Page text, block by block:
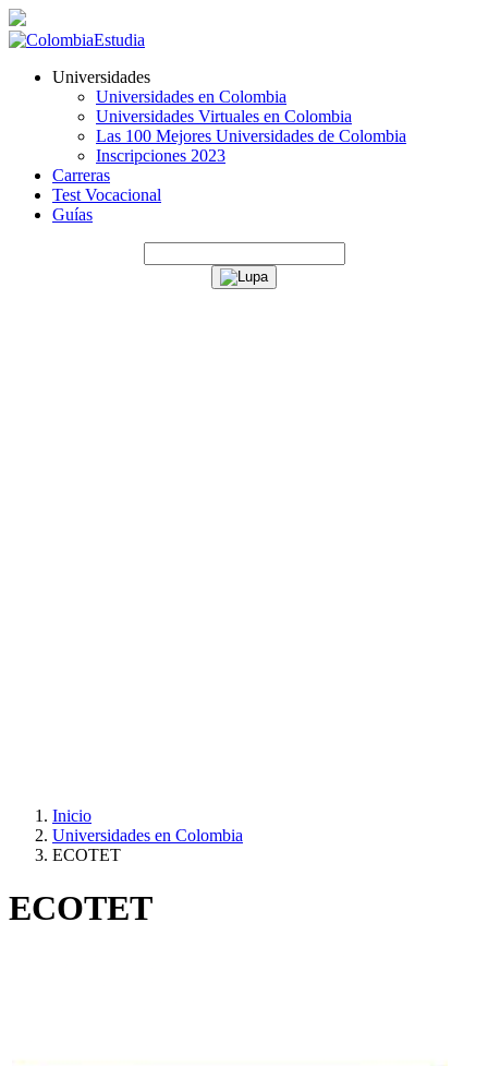
Universidades
Universidades en Colombia
Universidades Virtuales en Colombia
Las 100 Mejores Universidades de Colombia
Inscripciones 2023
Carreras
Test Vocacional
Guías
Inicio
Universidades en Colombia
ECOTET
ECOTET